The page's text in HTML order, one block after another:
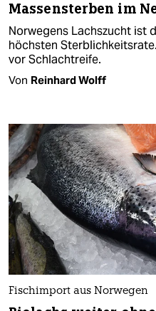
Massensterben im
Norwegens Lachszucht ist
höchsten
vor Schlachtreife.
Von Reinhard Wolff
Fischimport aus Norwegen